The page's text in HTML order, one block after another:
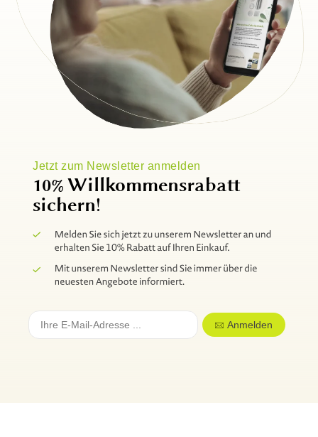
Jetzt zum Newsletter anmelden
10% Willkommensrabatt
sichern!
Anmelden